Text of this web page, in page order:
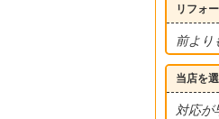
リフォ
前より
当店を
対応が